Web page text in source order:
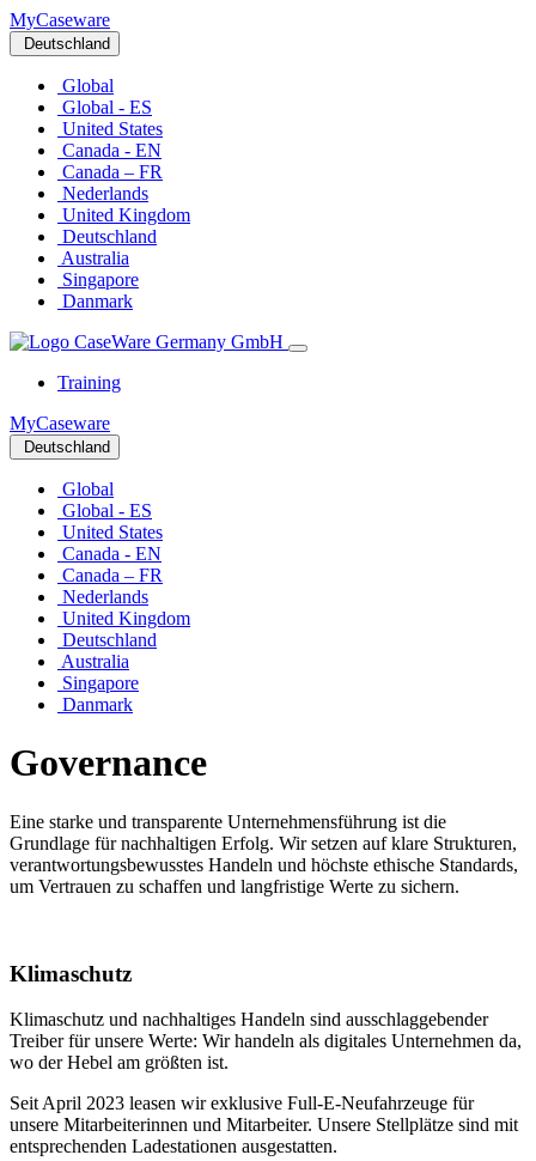
MyCaseware
Deutschland
Global
Global - ES
United States
Canada - EN
Canada – FR
Nederlands
United Kingdom
Deutschland
Australia
Singapore
Danmark
Training
MyCaseware
Deutschland
Global
Global - ES
United States
Canada - EN
Canada – FR
Nederlands
United Kingdom
Deutschland
Australia
Singapore
Danmark
Governance
Eine starke und transparente Unternehmensführung ist die
Grundlage für nachhaltigen Erfolg. Wir setzen auf klare Strukturen,
verantwortungsbewusstes Handeln und höchste ethische Standards,
um Vertrauen zu schaffen und langfristige Werte zu sichern.
Klimaschutz
Klimaschutz und nachhaltiges Handeln sind ausschlaggebender
Treiber für unsere Werte: Wir handeln als digitales Unternehmen da,
wo der Hebel am größten ist.
Seit April 2023 leasen wir exklusive Full-E-Neufahrzeuge für
unsere Mitarbeiterinnen und Mitarbeiter. Unsere Stellplätze sind mit
entsprechenden Ladestationen ausgestatten.